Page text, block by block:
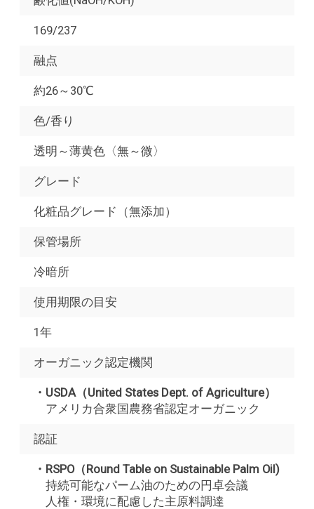
169/237
融点
約26～30℃
色/香り
透明～薄黄色〈無～微〉
グレード
化粧品グレード（無添加）
保管場所
冷暗所
使用期限の目安
1年
オーガニック認定機関
・USDA（United States Dept. of Agriculture）
アメリカ合衆国農務省認定オーガニック
認証
・RSPO（Round Table on Sustainable Palm Oil)
持続可能なパーム油のための円卓会議
人権・環境に配慮した主原料調達